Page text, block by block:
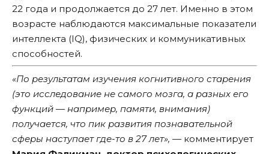
22 года и продолжается до 27 лет. Именно в этом
возрасте наблюдаются максимальные показатели
интеллекта (IQ), физических и коммуникативных
способностей.
«По результатам изучения когнитивного старения
(это исследование не самого мозга, а разных его
функций — например, памяти, внимания)
получается, что пик развития познавательной
сферы наступает где-то в 27 лет», — комментирует